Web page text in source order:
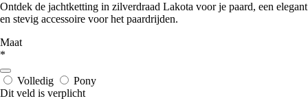
Ontdek de jachtketting in zilverdraad Lakota voor je paard, een elegant
en stevig accessoire voor het paardrijden.
Maat
*
Volledig
Pony
Dit veld is verplicht